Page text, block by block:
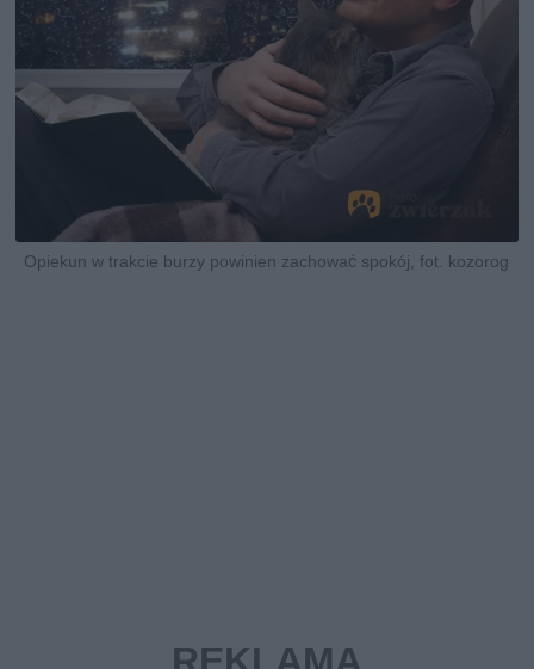
Opiekun w trakcie burzy powinien zachować spokój, fot. kozorog